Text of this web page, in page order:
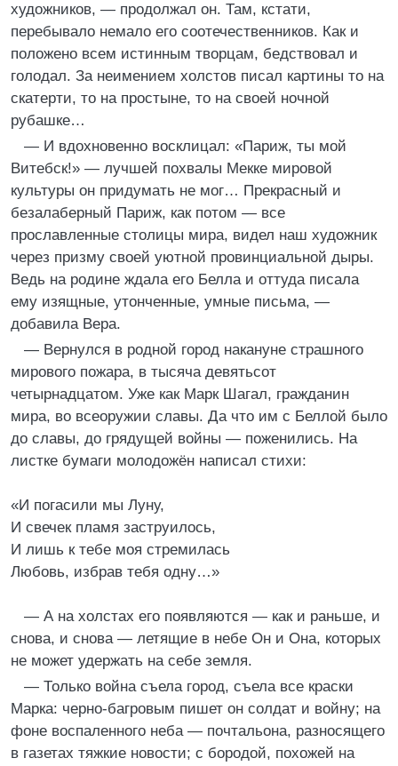
художников, — продолжал он. Там, кстати,
перебывало немало его соотечественников. Как и
положено всем истинным творцам, бедствовал и
голодал. За неимением холстов писал картины то на
скатерти, то на простыне, то на своей ночной
рубашке…
— И вдохновенно восклицал: «Париж, ты мой
Витебск!» — лучшей похвалы Мекке мировой
культуры он придумать не мог… Прекрасный и
безалаберный Париж, как потом — все
прославленные столицы мира, видел наш художник
через призму своей уютной провинциальной дыры.
Ведь на родине ждала его Белла и оттуда писала
ему изящные, утонченные, умные письма, —
добавила Вера.
— Вернулся в родной город накануне страшного
мирового пожара, в тысяча девятьсот
четырнадцатом. Уже как Марк Шагал, гражданин
мира, во всеоружии славы. Да что им с Беллой было
до славы, до грядущей войны — поженились. На
листке бумаги молодожён написал стихи:
«И погасили мы Луну,
И свечек пламя заструилось,
И лишь к тебе моя стремилась
Любовь, избрав тебя одну…»
— А на холстах его появляются — как и раньше, и
снова, и снова — летящие в небе Он и Она, которых
не может удержать на себе земля.
— Только война съела город, съела все краски
Марка: черно-багровым пишет он солдат и войну; на
фоне воспаленного неба — почтальона, разносящего
в газетах тяжкие новости; с бородой, похожей на